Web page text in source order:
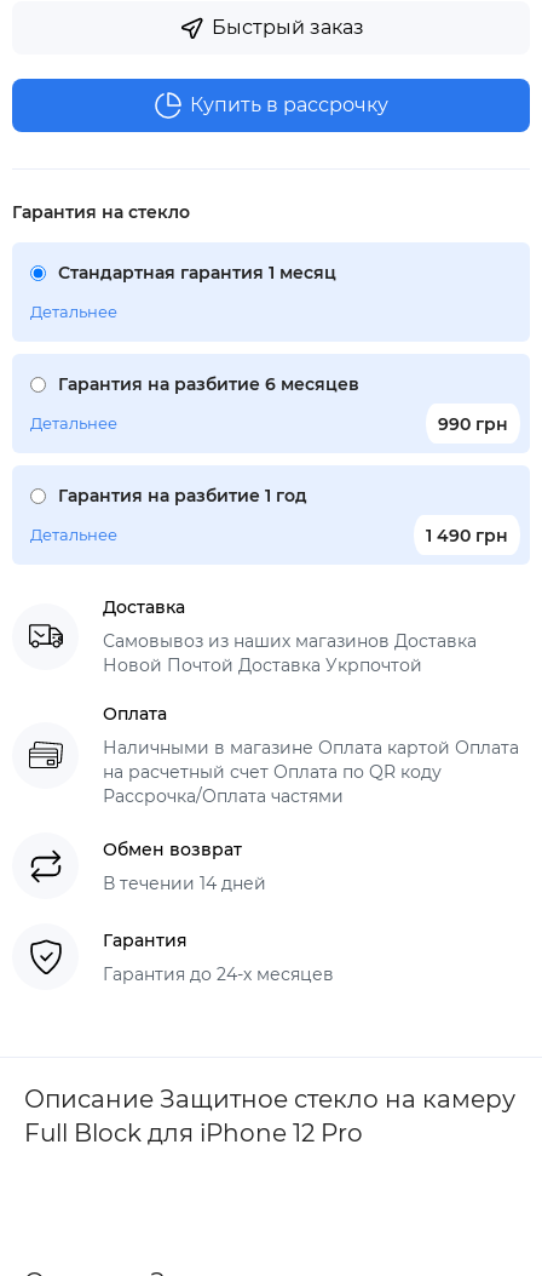
Быстрый заказ
Купить в рассрочку
Гарантия на стекло
Стандартная гарантия 1 месяц
Детальнее
Гарантия на разбитие 6 месяцев
990 грн
Детальнее
Гарантия на разбитие 1 год
1 490 грн
Детальнее
Доставка
Самовывоз из наших магазинов Доставка
Новой Почтой Доставка Укрпочтой
Оплата
Наличными в магазине Оплата картой Оплата
на расчетный счет Оплата по QR коду
Рассрочка/Оплата частями
Обмен возврат
В течении 14 дней
Гарантия
Гарантия до 24-х месяцев
Описание Защитное стекло на камеру
Full Block для iPhone 12 Pro